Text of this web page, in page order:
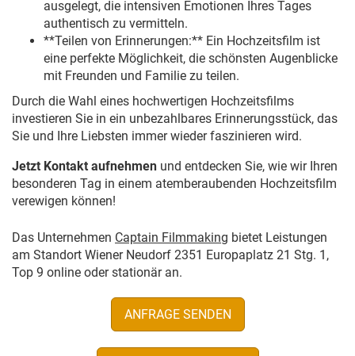
ausgelegt, die intensiven Emotionen Ihres Tages
authentisch zu vermitteln.
**Teilen von Erinnerungen:** Ein Hochzeitsfilm ist
eine perfekte Möglichkeit, die schönsten Augenblicke
mit Freunden und Familie zu teilen.
Durch die Wahl eines hochwertigen Hochzeitsfilms
investieren Sie in ein unbezahlbares Erinnerungsstück, das
Sie und Ihre Liebsten immer wieder faszinieren wird.
Jetzt Kontakt aufnehmen und entdecken Sie, wie wir Ihren
besonderen Tag in einem atemberaubenden Hochzeitsfilm
verewigen können!
Das Unternehmen Captain Filmmaking bietet Leistungen
am Standort Wiener Neudorf 2351 Europaplatz 21 Stg. 1,
Top 9 online oder stationär an.
ANFRAGE SENDEN